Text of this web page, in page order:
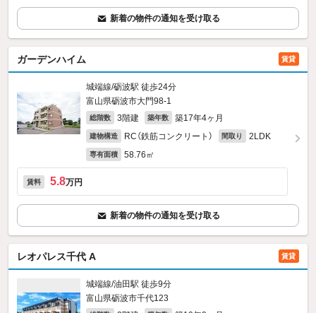
新着の物件の通知を受け取る
ガーデンハイム 賃貸
城端線/砺波駅 徒歩24分
富山県砺波市大門98‐1
総階数 3階建 築年数 築17年4ヶ月
建物構造 RC（鉄筋コンクリート） 間取り 2LDK
専有面積 58.76㎡
賃料 5.8万円
新着の物件の通知を受け取る
レオパレス千代 A 賃貸
城端線/油田駅 徒歩9分
富山県砺波市千代123